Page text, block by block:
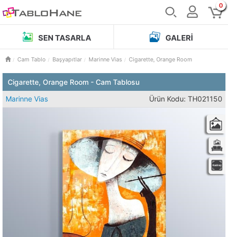
0
SEN TASARLA GALERI
Cam Tablo Başyapıtlar Marinne Vias Cigarette, Orange Room
Cigarette, Orange Room - Cam Tablosu
Marinne Vias
Ürün Kodu: TH021150